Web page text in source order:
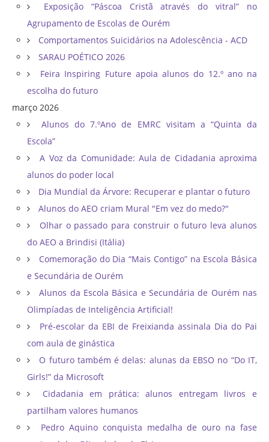
Exposição “Páscoa Cristã através do vitral” no
Agrupamento de Escolas de Ourém
Comportamentos Suicidários na Adolescência - ACD
SARAU POÉTICO 2026
Feira Inspiring Future apoia alunos do 12.º ano na
escolha do futuro
março 2026
Alunos do 7.ºAno de EMRC visitam a “Quinta da
Escola”
A Voz da Comunidade: Aula de Cidadania aproxima
alunos do poder local
Dia Mundial da Árvore: Recuperar e plantar o futuro
Alunos do AEO criam Mural "Em vez do medo?"
Olhar o passado para construir o futuro leva alunos
do AEO a Brindisi (Itália)
Comemoração do Dia “Mais Contigo” na Escola Básica
e Secundária de Ourém
Alunos da Escola Básica e Secundária de Ourém nas
Olimpíadas de Inteligência Artificial!
Pré-escolar da EBI de Freixianda assinala Dia do Pai
com aula de ginástica
O futuro também é delas: alunas da EBSO no “Do IT,
Girls!” da Microsoft
Cidadania em prática: alunos entregam livros e
partilham valores humanos
Pedro Aquino conquista medalha de ouro na fase